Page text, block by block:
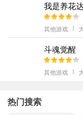
是否值得一试完
口味尝试点新鲜事物
来点调味剂也不错嘛！
好了，今天的分享就
更多好玩的手游，请持
我是养花
其他游戏
斗魂觉醒
其他游戏
热门搜索